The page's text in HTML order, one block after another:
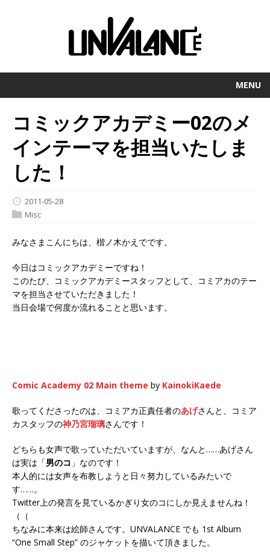
MENU
コミックアカデミー02のメ
インテーマを担当いたしま
した！
2011-05-28
Misc
みなさまこんにちは、楷ノ木かえでです。
今日はコミックアカデミーですね！
このたび、コミックアカデミースタッフとして、コミアカのテー
マを担当させていただきました！
当日会場で何度か流れることと思います。
Comic Academy 02 Main theme by KainokiKaede
歌ってくださったのは、コミアカ正責任者のあげさんと、コミア
カスタッフの神乃宮瑠璃さんです！
どちらも女声で歌っていただいていますが、なんと……あげさん
は実は「男のコ 」なのです！
本人的には女声を布教しようと日々努力しているみたいで
す……。
Twitter上の発言を見ているかぎり女のコにしか見えませんね！
（（
ちなみに本来は絵師さんです。UNVALANCE でも 1st Album
“One Small Step” のジャケットを描いて頂きました。